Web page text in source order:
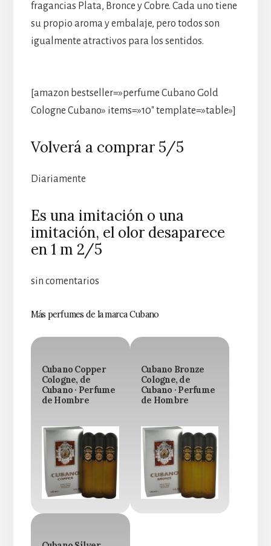
fragancias Plata, Bronce y Cobre. Cada uno tiene
su propio aroma y embalaje, pero todos son
igualmente atractivos para los sentidos.
[amazon bestseller=»perfume Cubano Gold
Cologne Cubano» items=»10″ template=»table»]
Volverá a comprar 5/5
Diariamente
Es una imitación o una
imitación, el olor desaparece
en 1 m 2/5
sin comentarios
Más perfumes de la marca Cubano
Cubano Copper
Cologne, de
Cubano · Perfume
de Hombre
Cubano Bronze
Cologne, de
Cubano · Perfume
de Hombre